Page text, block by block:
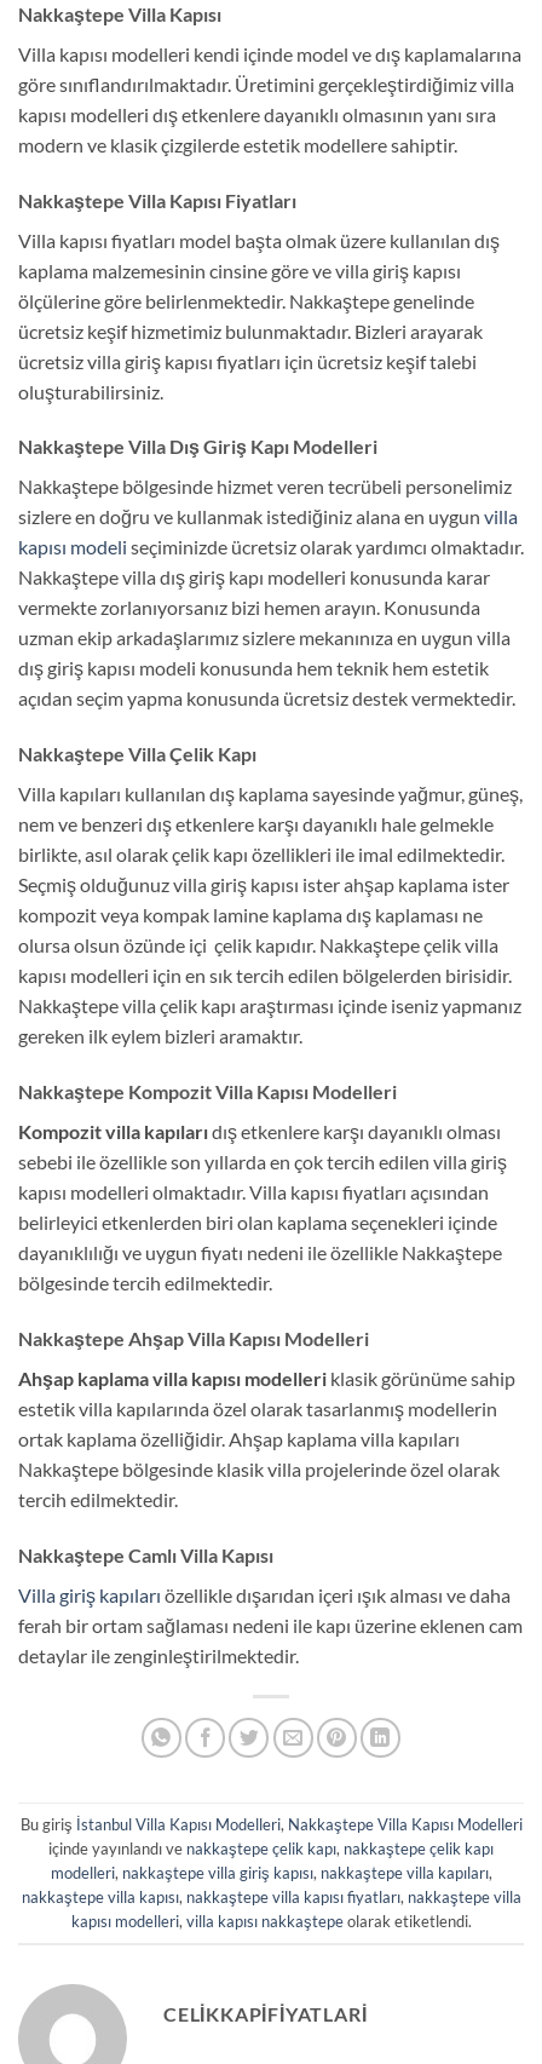
Nakkaştepe Villa Kapısı
Villa kapısı modelleri kendi içinde model ve dış kaplamalarına
göre sınıflandırılmaktadır. Üretimini gerçekleştirdiğimiz villa
kapısı modelleri dış etkenlere dayanıklı olmasının yanı sıra
modern ve klasik çizgilerde estetik modellere sahiptir.
Nakkaştepe Villa Kapısı Fiyatları
Villa kapısı fiyatları model başta olmak üzere kullanılan dış
kaplama malzemesinin cinsine göre ve villa giriş kapısı
ölçülerine göre belirlenmektedir. Nakkaştepe genelinde
ücretsiz keşif hizmetimiz bulunmaktadır. Bizleri arayarak
ücretsiz villa giriş kapısı fiyatları için ücretsiz keşif talebi
oluşturabilirsiniz.
Nakkaştepe Villa Dış Giriş Kapı Modelleri
Nakkaştepe bölgesinde hizmet veren tecrübeli personelimiz
sizlere en doğru ve kullanmak istediğiniz alana en uygun villa
kapısı modeli seçiminizde ücretsiz olarak yardımcı olmaktadır.
Nakkaştepe villa dış giriş kapı modelleri konusunda karar
vermekte zorlanıyorsanız bizi hemen arayın. Konusunda
uzman ekip arkadaşlarımız sizlere mekanınıza en uygun villa
dış giriş kapısı modeli konusunda hem teknik hem estetik
açıdan seçim yapma konusunda ücretsiz destek vermektedir.
Nakkaştepe Villa Çelik Kapı
Villa kapıları kullanılan dış kaplama sayesinde yağmur, güneş,
nem ve benzeri dış etkenlere karşı dayanıklı hale gelmekle
birlikte, asıl olarak çelik kapı özellikleri ile imal edilmektedir.
Seçmiş olduğunuz villa giriş kapısı ister ahşap kaplama ister
kompozit veya kompak lamine kaplama dış kaplaması ne
olursa olsun özünde içi çelik kapıdır. Nakkaştepe çelik villa
kapısı modelleri için en sık tercih edilen bölgelerden birisidir.
Nakkaştepe villa çelik kapı araştırması içinde iseniz yapmanız
gereken ilk eylem bizleri aramaktır.
Nakkaştepe Kompozit Villa Kapısı Modelleri
Kompozit villa kapılarıdış etkenlere karşı dayanıklı olması
sebebi ile özellikle son yıllarda en çok tercih edilen villa giriş
kapısı modelleri olmaktadır. Villa kapısı fiyatları açısından
belirleyici etkenlerden biri olan kaplama seçenekleri içinde
dayanıklılığı ve uygun fiyatı nedeni ile özellikle Nakkaştepe
bölgesinde tercih edilmektedir.
Nakkaştepe Ahşap Villa Kapısı Modelleri
Ahşap kaplama villa kapısı modelleri klasik görünüme sahip
estetik villa kapılarında özel olarak tasarlanmış modellerin
ortak kaplama özelliğidir. Ahşap kaplama villa kapıları
Nakkaştepe bölgesinde klasik villa projelerinde özel olarak
tercih edilmektedir.
Nakkaştepe Camlı Villa Kapısı
Villa giriş kapıları özellikle dışarıdan içeri ışık alması ve daha
ferah bir ortam sağlaması nedeni ile kapı üzerine eklenen cam
detaylar ile zenginleştirilmektedir.
Bu giriş İstanbul Villa Kapısı Modelleri, Nakkaştepe Villa Kapısı Modelleri
içinde yayınlandı ve nakkaştepe çelik kapı, nakkaştepe çelik kapı
modelleri, nakkaştepe villa giriş kapısı, nakkaştepe villa kapıları,
nakkaştepe villa kapısı, nakkaştepe villa kapısı fiyatları, nakkaştepe villa
kapısı modelleri, villa kapısı nakkaştepeolarak etiketlendi.
CELIKKAPIFIYATLARI